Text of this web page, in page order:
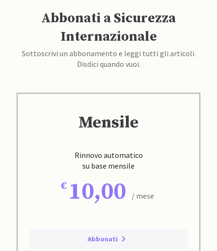
Abbonati a Sicurezza
Internazionale
Sottoscrivi un abbonamento e leggi tutti gli articoli.
Disdici quando vuoi.
Mensile
Rinnovo automatico
su base mensile
10,00 / mese
Abbonati